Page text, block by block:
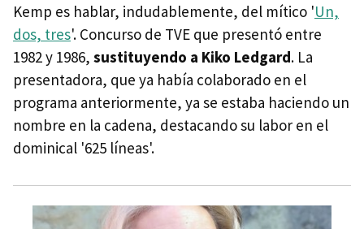
Kemp es hablar, indudablemente, del mítico 'Un,
dos, tres'. Concurso de TVE que presentó entre
1982 y 1986, sustituyendo a Kiko Ledgard. La
presentadora, que ya había colaborado en el
programa anteriormente, ya se estaba haciendo un
nombre en la cadena, destacando su labor en el
dominical '625 líneas'.